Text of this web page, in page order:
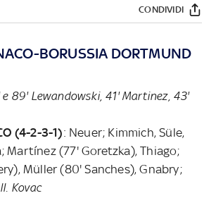
CONDIVIDI
BORUSSIA DORTMUND
e 89' Lewandowski, 41' Martinez, 43'
(4-2-3-1): Neuer; Kimmich, Süle,
Martínez (77' Goretzka), Thiago;
Müller (80' Sanches), Gnabry;
Kovac